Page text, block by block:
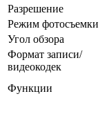
Разрешение
Режим фотосъемки
Угол обзора
Формат записи/
видеокодек
Функции